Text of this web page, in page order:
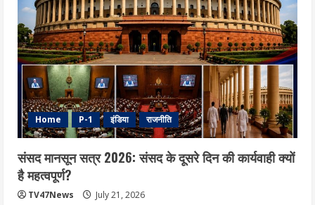
Home P-1 इंडिया राजनीति
संसद मानसून सत्र 2026: संसद के दूसरे दिन की कार्यवाही क्यों
है महत्वपूर्ण?
TV47News July 21, 2026